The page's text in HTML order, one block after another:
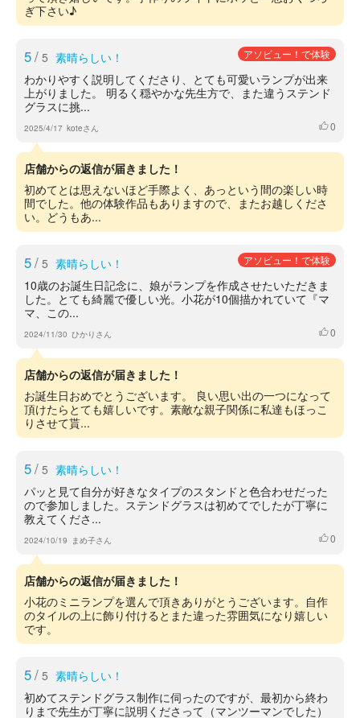
ぎ下さい♪
5/ 5 素晴らしい！ アソビュー！で体験
わかりやすく説明してくださり、とても可愛いランプが出来
上がりました。 明るく穏やかな先生方で、また違うステンド
グラスに挑...
2025/4/17 koteさん いいね
0
店舗からの返信が届きました！
初めてとは思えないほど手際よく、あっという間の楽しい時
間でした。他の体験作品もありますので、またお越しくださ
い。どうもあ...
5/ 5 素晴らしい！ アソビュー！で体験
10歳のお誕生日記念に、娘がランプを作成させたいただきま
した。とても綺麗で優しい光。小花が10個描かれていて『マ
マ、この...
2024/11/30 ひかりさん いいね
0
店舗からの返信が届きました！
お誕生日おめでとうございます。 良い思い出の一つになって
頂けたらとても嬉しいです。素敵な親子関係に私達もほっこ
りさせて貰...
5/ 5 素晴らしい！
パッと見て自分が好きなタイプのスタンドと色合わせだった
ので参加しました。ステンドグラスは初めてでしたが丁寧に
教えてくださ...
2024/10/19 まめ子さん いいね
0
店舗からの返信が届きました！
小花のミニランプを選んで頂きありがとうございます。自作
のタイルの上に飾り付けるとまた違った雰囲気になり嬉しい
です。
5/ 5 素晴らしい！
初めてステンドグラス制作に伺ったのですが、最初から終わ
りまで先生が丁寧に説明くださって（マンツーマンでした）